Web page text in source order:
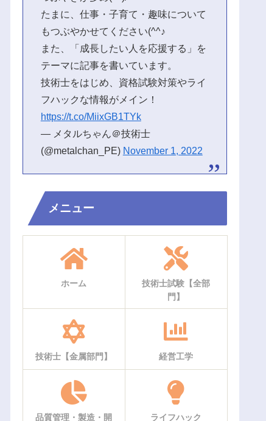
たまに、仕事・子育て・趣味について
もつぶやかせてください(^^♪
また、「成長したい人を応援する」を
テーマに記事を書いています。
技術士をはじめ、資格試験対策やライ
フハックな情報がメイン！
https://t.co/MiixGB1TYk
— メタルちゃん＠技術士
(@metalchan_PE) November 1, 2022
メニュー
ホーム
技術士試験【全部
門】
技術士【金属部門】 経営工学
品質管理・製造・開
ライフハック